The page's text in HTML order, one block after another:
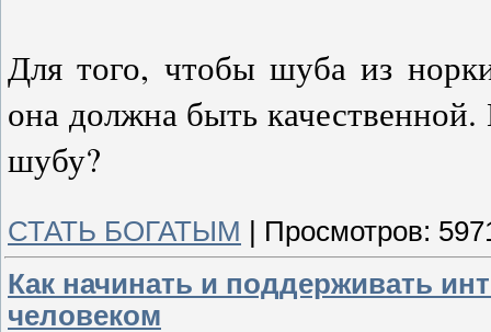
Для того, чтобы шуба из
она должна быть
шубу?
СТАТЬ БОГАТЫМ Просмотров:
Как начинать и поддерживать
человеком